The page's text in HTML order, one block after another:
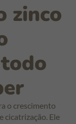
zinco
o crescimento
cicatrização. Ele